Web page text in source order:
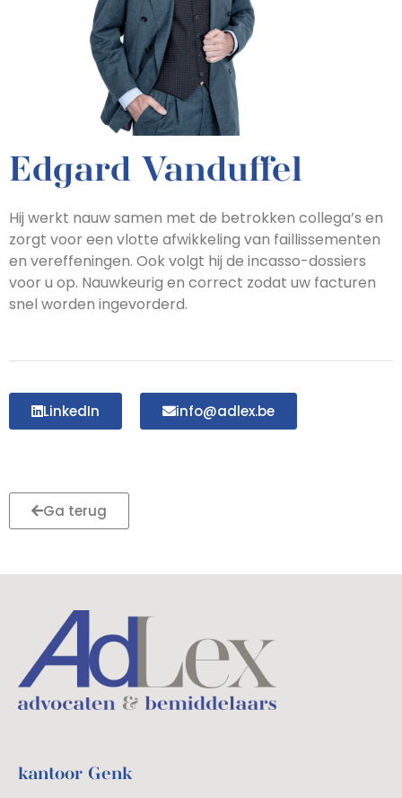
Edgard Vanduffel
Hij werkt nauw samen met de betrokken collega’s en
zorgt voor een vlotte afwikkeling van faillissementen
en vereffeningen. Ook volgt hij de incasso-dossiers
voor u op. Nauwkeurig en correct zodat uw facturen
snel worden ingevorderd.
LinkedIn info@adlex.be
Ga terug
kantoor Genk